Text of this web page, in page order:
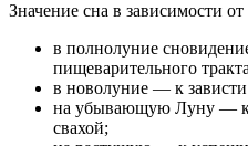
Значение сна в зависимости
в полнолуние
пищеварительного
в новолуние — к
на убывающую Луну — к
свахой;